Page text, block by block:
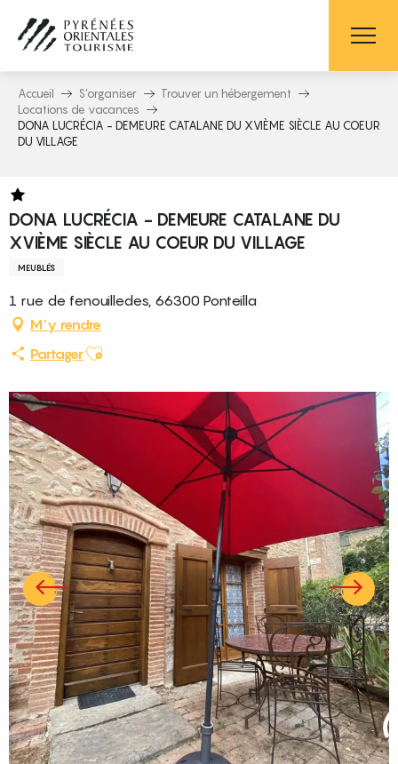
contenu
principal
Accueil S’organiser
Trouver un hébergement
Locations de vacances
DONA LUCRÉCIA - DEMEURE CATALANE DU XVIÈME SIÈCLE AU COEUR
DU VILLAGE
DONA LUCRÉCIA - DEMEURE CATALANE DU
XVIÈME SIÈCLE AU COEUR DU VILLAGE
MEUBLÉS
1 rue de fenouilledes, 66300 Ponteilla
M'y rendre
PartagerAjouter aux favoris